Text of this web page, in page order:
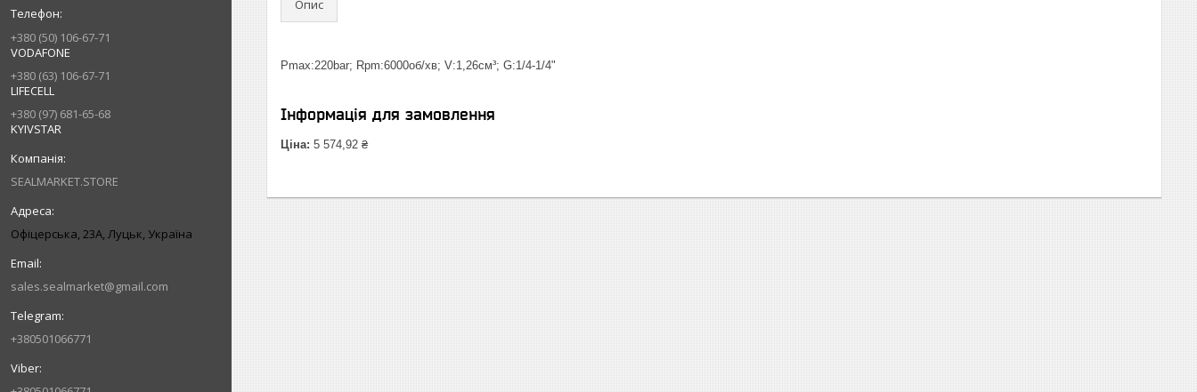
+380 (50) 106-67-71
VODAFONE
+380 (63) 106-67-71
LIFECELL
+380 (97) 681-65-68
KYIVSTAR
SEALMARKET.STORE
Офіцерська, 23А, Луцьк, Україна
sales.sealmarket@gmail.com
+380501066771
Опис
Pmax:220bar; Rpm:6000об/хв; V:1,26см³; G:1/4-1/4"
Інформація для замовлення
Ціна: 5 574,92 ₴